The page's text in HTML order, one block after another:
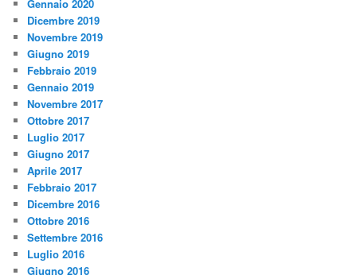
Gennaio 2020
Dicembre 2019
Novembre 2019
Giugno 2019
Febbraio 2019
Gennaio 2019
Novembre 2017
Ottobre 2017
Luglio 2017
Giugno 2017
Aprile 2017
Febbraio 2017
Dicembre 2016
Ottobre 2016
Settembre 2016
Luglio 2016
Giugno 2016